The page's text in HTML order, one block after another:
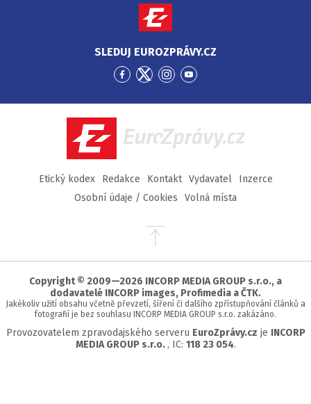
SLEDUJ EUROZPRÁVY.CZ
Přejít
Facebook
Přejít
Twitter
Přejít
Instagram
Přejít
YouTube
EuroZprávy.cz
Etický kodex Redakce Kontakt Vydavatel
Inzerce
Osobní údaje / Cookies
Volná místa
Přejít
stránky
Copyright © 2009—2026 INCORP MEDIA GROUP s.r.o., a
dodavatelé INCORP images, Profimedia a ČTK.
Jakékoliv užití obsahu včetně převzetí, šíření či dalšího zpřístupňování článků a
fotografií je bez souhlasu INCORP MEDIA GROUP s.r.o. zakázáno.
Provozovatelem zpravodajského serveru EuroZprávy.cz je INCORP
MEDIA GROUP s.r.o., IC: 118 23 054.